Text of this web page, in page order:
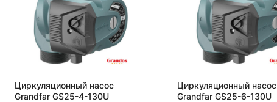
Циркуляционный насос
Grandfar GS25-4-130U
Циркуляционный насос
Grandfar GS25-6-130U